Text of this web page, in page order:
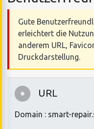
Gute
erleichtert die
anderem URL,
Druckdarstellung.
URL
Domain : smart-